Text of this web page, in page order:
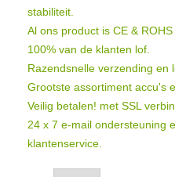
stabiliteit.
Al ons product is CE & ROHS
100% van de klanten lof.
Razendsnelle verzending en
Grootste assortiment accu's
Veilig betalen! met SSL
24 x 7 e-mail ondersteuning
klantenservice.